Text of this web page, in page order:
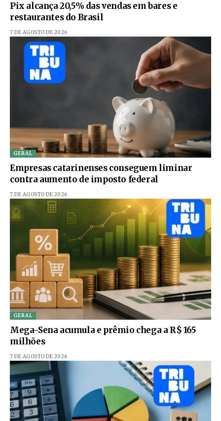
Pix alcança 20,5% das vendas em bares e
restaurantes do Brasil
7 DE AGOSTO DE 2026
GERAL
Empresas catarinenses conseguem liminar
contra aumento de imposto federal
7 DE AGOSTO DE 2026
GERAL
Mega-Sena acumula e prêmio chega a R$ 165
milhões
7 DE AGOSTO DE 2026